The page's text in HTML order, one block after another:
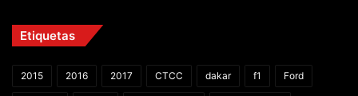
Etiquetas
2015 2016 2017 CTCC dakar f1 Ford